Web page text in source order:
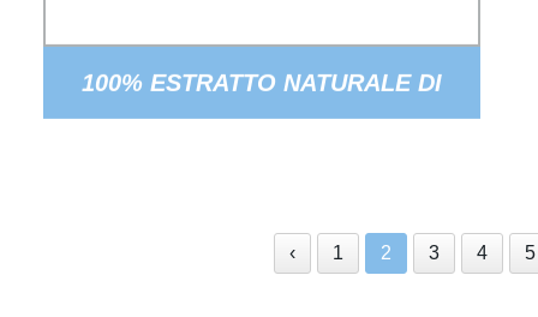
100% ESTRATTO NATURALE DI
‹ 1 2 3 4 5